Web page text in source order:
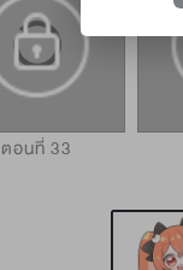
ตอนที่ 33